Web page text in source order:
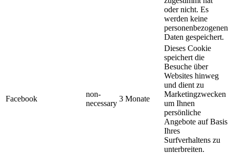
oder nicht. Es
werden keine
personenbezogenen
Daten gespeichert.
Facebook
non-
necessary
3 Monate
Dieses Cookie
speichert die
Besuche über
Websites hinweg
und dient zu
Marketingzwecken
um Ihnen
persönliche
Angebote auf Basis
Ihres
Surfverhaltens zu
unterbreiten.